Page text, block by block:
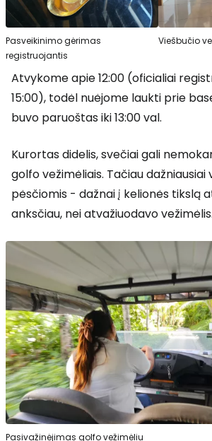
Pasveikinimo gėrimas
registruojantis
Viešbučio
Atvykome apie 12:00 (oficialiai
15:00), todėl nuėjome laukti prie
buvo paruoštas iki 13:00 val.
Kurortas didelis, svečiai gali
golfo vežimėliais. Tačiau dažniausiai
pėsčiomis - dažnai į kelionės tikslą
anksčiau, nei atvažiuodavo vežimėlis.
Pasivažinėjimas golfo vežimėliu